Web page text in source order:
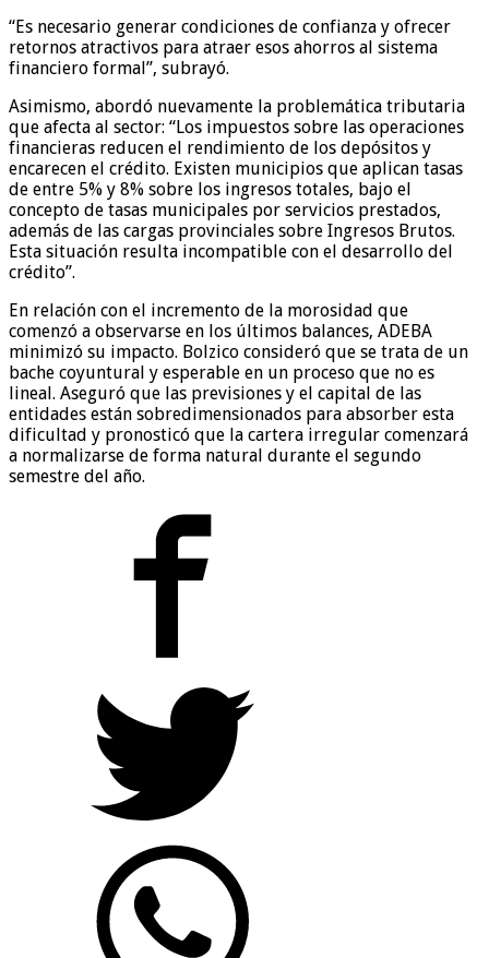
“Es necesario generar condiciones de confianza y ofrecer
retornos atractivos para atraer esos ahorros al sistema
financiero formal”, subrayó.
Asimismo, abordó nuevamente la problemática tributaria
que afecta al sector: “Los impuestos sobre las operaciones
financieras reducen el rendimiento de los depósitos y
encarecen el crédito. Existen municipios que aplican tasas
de entre 5% y 8% sobre los ingresos totales, bajo el
concepto de tasas municipales por servicios prestados,
además de las cargas provinciales sobre Ingresos Brutos.
Esta situación resulta incompatible con el desarrollo del
crédito”.
En relación con el incremento de la morosidad que
comenzó a observarse en los últimos balances, ADEBA
minimizó su impacto. Bolzico consideró que se trata de un
bache coyuntural y esperable en un proceso que no es
lineal. Aseguró que las previsiones y el capital de las
entidades están sobredimensionados para absorber esta
dificultad y pronosticó que la cartera irregular comenzará
a normalizarse de forma natural durante el segundo
semestre del año.